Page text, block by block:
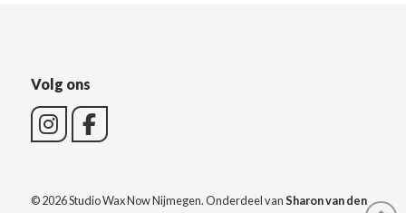
Volg ons
© 2026 Studio Wax Now Nijmegen. Onderdeel vanSharon van den